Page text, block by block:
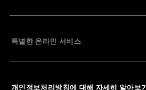
특별한 온라인 서비스
개인정보처리방침에 대해 자세히 알아보기